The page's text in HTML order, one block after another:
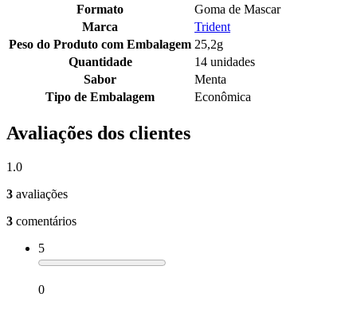
Formato
Goma de Mascar
Marca
Trident
Peso do Produto com Embalagem 25,2g
Quantidade
14 unidades
Sabor
Menta
Tipo de Embalagem
Econômica
Avaliações dos clientes
1.0
3 avaliações
3 comentários
5
0